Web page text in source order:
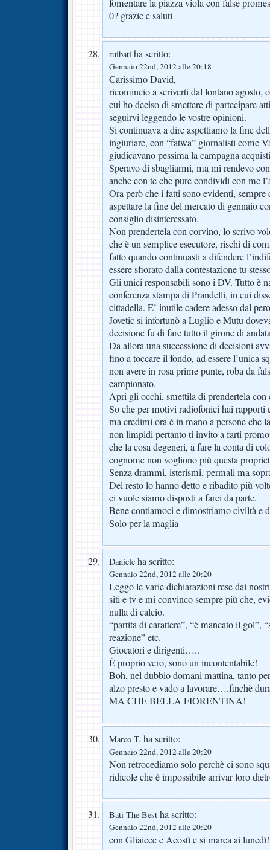
fomentare la piazza viola con false
0? grazie e saluti
ruibati ha scritto:
Gennaio 22nd, 2012 alle 20:18
Carissimo David,
ricomincio a scriverti dal lontano agosto,
cui ho deciso di smettere di partecipare
seguirvi leggendo le vostre opinioni.
Si continuava a dire aspettiamo la fine
ingiuriare, con “fatwa” giornalisti come
giudicavano pessima la campagna
Speravo di sbagliarmi, ma mi rendevo
anche con te che pure condividi con me
Ora però che i fatti sono evidenti,
aspettare la fine del mercato di gennaio
consiglio disinteressato.
Non prendertela con corvino, lo scrivo
che è un semplice esecutore, rischi di
fatto quando continuasti a difendere
essere sfiorato dalla contestazione tu
Gli unici responsabili sono i DV. Tutto è
conferenza stampa di Prandelli, in cui
cittadella. E’ inutile cadere adesso dal
Jovetic si infortunò a Luglio e Mutu
decisione fu di fare tutto il girone di
Da allora una successione di decisioni
fino a toccare il fondo, ad essere l’unica
non avere in rosa prime punte, roba da
campionato.
Apri gli occhi, smettila di prendertela con
So che per motivi radiofonici hai rapporti
ma credimi ora è in mano a persone che
non limpidi pertanto ti invito a farti
che la cosa degeneri, a fare la conta di
cognome non vogliono più questa
Senza drammi, isterismi, permali ma
Del resto lo hanno detto e ribadito più
ci vuole siamo disposti a farci da parte.
Bene contiamoci e dimostriamo civiltà e
Solo per la maglia
Daniele ha scritto:
Gennaio 22nd, 2012 alle 20:20
Leggo le varie dichiarazioni rese dai
siti e tv e mi convinco sempre più che,
nulla di calcio.
“partita di carattere”, “è mancato il gol”,
reazione” etc.
Giocatori e dirigenti…..
È proprio vero, sono un incontentabile!
Boh, nel dubbio domani mattina, tanto
alzo presto e vado a lavorare….finchè
MA CHE BELLA FIORENTINA!
Marco T. ha scritto:
Gennaio 22nd, 2012 alle 20:20
Non retrocediamo solo perchè ci sono
ridicole che è impossibile arrivar loro
Bati The Best ha scritto:
Gennaio 22nd, 2012 alle 20:20
con Gliaicce e Acostì e si marca ai lunedì!